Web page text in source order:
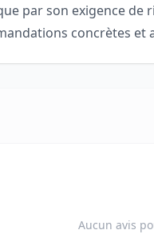
par son exigence de
concrètes et
Aucun avis